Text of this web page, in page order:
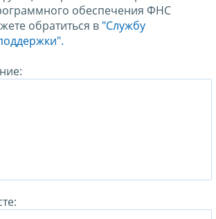
обеспечения ФНС
обратиться в "Службу